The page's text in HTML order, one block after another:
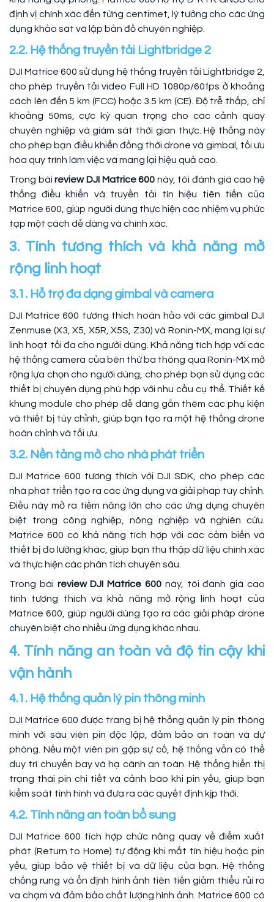
định vị chính xác đến từng centimet, lý tưởng cho các ứng
dụng khảo sát và lập bản đồ chuyên nghiệp.
2.2. Hệ thống truyền tải Lightbridge 2
DJI Matrice 600 sử dụng hệ thống truyền tải Lightbridge 2,
cho phép truyền tải video Full HD 1080p/60fps ở khoảng
cách lên đến 5 km (FCC) hoặc 3.5 km (CE). Độ trễ thấp, chỉ
khoảng 50ms, cực kỳ quan trọng cho các cảnh quay
chuyên nghiệp và giám sát thời gian thực. Hệ thống này
cho phép bạn điều khiển đồng thời drone và gimbal, tối ưu
hóa quy trình làm việc và mang lại hiệu quả cao.
Trong bài review DJI Matrice 600 này, tôi đánh giá cao hệ
thống điều khiển và truyền tải tín hiệu tiên tiến của
Matrice 600, giúp người dùng thực hiện các nhiệm vụ phức
tạp một cách dễ dàng và chính xác.
3. Tính tương thích và khả năng mở
rộng linh hoạt
3.1. Hỗ trợ đa dạng gimbal và camera
DJI Matrice 600 tương thích hoàn hảo với các gimbal DJI
Zenmuse (X3, X5, X5R, X5S, Z30) và Ronin-MX, mang lại sự
linh hoạt tối đa cho người dùng. Khả năng tích hợp với các
hệ thống camera của bên thứ ba thông qua Ronin-MX mở
rộng lựa chọn cho người dùng, cho phép bạn sử dụng các
thiết bị chuyên dụng phù hợp với nhu cầu cụ thể. Thiết kế
khung module cho phép dễ dàng gắn thêm các phụ kiện
và thiết bị tùy chỉnh, giúp bạn tạo ra một hệ thống drone
hoàn chỉnh và tối ưu.
3.2. Nền tảng mở cho nhà phát triển
DJI Matrice 600 tương thích với DJI SDK, cho phép các
nhà phát triển tạo ra các ứng dụng và giải pháp tùy chỉnh.
Điều này mở ra tiềm năng lớn cho các ứng dụng chuyên
biệt trong công nghiệp, nông nghiệp và nghiên cứu.
Matrice 600 có khả năng tích hợp với các cảm biến và
thiết bị đo lường khác, giúp bạn thu thập dữ liệu chính xác
và thực hiện các phân tích chuyên sâu.
Trong bài review DJI Matrice 600 này, tôi đánh giá cao
tính tương thích và khả năng mở rộng linh hoạt của
Matrice 600, giúp người dùng tạo ra các giải pháp drone
chuyên biệt cho nhiều ứng dụng khác nhau.
4. Tính năng an toàn và độ tin cậy khi
vận hành
4.1. Hệ thống quản lý pin thông minh
DJI Matrice 600 được trang bị hệ thống quản lý pin thông
minh với sáu viên pin độc lập, đảm bảo an toàn và dự
phòng. Nếu một viên pin gặp sự cố, hệ thống vẫn có thể
duy trì chuyến bay và hạ cánh an toàn. Hệ thống hiển thị
trạng thái pin chi tiết và cảnh báo khi pin yếu, giúp bạn
kiểm soát tình hình và đưa ra các quyết định kịp thời.
4.2. Tính năng an toàn bổ sung
DJI Matrice 600 tích hợp chức năng quay về điểm xuất
phát (Return to Home) tự động khi mất tín hiệu hoặc pin
yếu, giúp bảo vệ thiết bị và dữ liệu của bạn. Hệ thống
chống rung và ổn định hình ảnh tiên tiến giảm thiểu rủi ro
va chạm và đảm bảo chất lượng hình ảnh. Matrice 600 có